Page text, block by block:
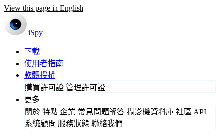
View this page in English
iSpy
下載
使用者指南
軟體授權
購買許可證 管理許可證
更多
關於 特點 企業 常見問題解答 攝影機資料庫 社區 API
系統顧問 服務狀態 聯絡我們